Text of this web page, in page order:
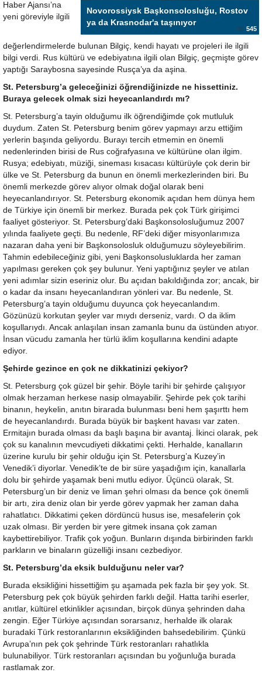
Novorossiysk Başkonsolosluğu, Rostov
ya da Krasnodar'a taşınıyor
545
Haber Ajansı’na
yeni göreviyle ilgili
değerlendirmelerde bulunan Bilgiç, kendi hayatı ve projeleri ile ilgili
bilgi verdi. Rus kültürü ve edebiyatına ilgili olan Bilgiç, geçmişte görev
yaptığı Saraybosna sayesinde Rusça’ya da aşina.
St. Petersburg’a geleceğinizi öğrendiğinizde ne hissettiniz.
Buraya gelecek olmak sizi heyecanlandırdı mı?
St. Petersburg’a tayin olduğumu ilk öğrendiğimde çok mutluluk
duydum. Zaten St. Petersburg benim görev yapmayı arzu ettiğim
yerlerin başında geliyordu. Burayı tercih etmemin en önemli
nedenlerinden birisi de Rus coğrafyasına ve kültürüne olan ilgim.
Rusya; edebiyatı, müziği, sineması kısacası kültürüyle çok derin bir
ülke ve St. Petersburg da bunun en önemli merkezlerinden biri. Bu
önemli merkezde görev alıyor olmak doğal olarak beni
heyecanlandırıyor. St. Petersburg ekonomik açıdan hem dünya hem
de Türkiye için önemli bir merkez. Burada pek çok Türk girişimci
faaliyet gösteriyor. St. Petersburg’daki Başkonsolosluğumuz 2007
yılında faaliyete geçti. Bu nedenle, RF’deki diğer misyonlarımıza
nazaran daha yeni bir Başkonsolosluk olduğumuzu söyleyebilirim.
Tahmin edebileceğiniz gibi, yeni Başkonsolusluklarda her zaman
yapılması gereken çok şey bulunur. Yeni yaptığınız şeyler ve atılan
yeni adımlar sizin eseriniz olur. Bu açıdan bakıldığında zor; ancak, bir
o kadar da insanı heyecanlandıran yönleri var. Bu nedenle, St.
Petersburg’a tayin olduğumu duyunca çok heyecanlandım.
Gözünüzü korkutan şeyler var mıydı derseniz, vardı. O da iklim
koşullarıydı. Ancak anlaşılan insan zamanla bunu da üstünden atıyor.
İnsan vücudu zamanla her türlü iklim koşullarına kendini adapte
ediyor.
Şehirde gezince en çok ne dikkatinizi çekiyor?
St. Petersburg çok güzel bir şehir. Böyle tarihi bir şehirde çalışıyor
olmak herzaman herkese nasip olmayabilir. Şehirde pek çok tarihi
binanın, heykelin, anıtın birarada bulunması beni hem şaşırttı hem
de heyecanlandırdı. Burada büyük bir başkent havası var zaten.
Ermitajın burada olması da başlı başına bir avantaj. İkinci olarak, pek
çok su kanalının mevcudiyeti dikkatimi çekti. Herhalde, kanalların
üzerine kurulu bir şehir olduğu için St. Petersburg’a Kuzey’in
Venedik’i diyorlar. Venedik’te de bir süre yaşadığım için, kanallarla
dolu bir şehirde yaşamak beni mutlu ediyor. Üçüncü olarak, St.
Petersburg’un bir deniz ve liman şehri olması da bence çok önemli
bir artı, zira deniz olan bir yerde görev yapmak her zaman daha
rahatlatıcı. Dikkatimi çeken dördüncü husus ise, mesafelerin çok
uzak olması. Bir yerden bir yere gitmek insana çok zaman
kaybettirebiliyor. Trafik çok yoğun. Bunların dışında birbirinden farklı
parkların ve binaların güzelliği insanı cezbediyor.
St. Petersburg’da eksik bulduğunu neler var?
Burada eksikliğini hissettiğim şu aşamada pek fazla bir şey yok. St.
Petersburg pek çok büyük şehirden farklı değil. Hatta tarihi eserler,
anıtlar, kültürel etkinlikler açısından, birçok dünya şehrinden daha
zengin. Eğer Türkiye açısından sorarsanız, herhalde ilk olarak
buradaki Türk restoranlarının eksikliğinden bahsedebilirim. Çünkü
Avrupa’nın pek çok şehrinde Türk restoranları rahatlıkla
bulunabiliyor. Türk restoranları açısından bu yoğunluğa burada
rastlamak zor.